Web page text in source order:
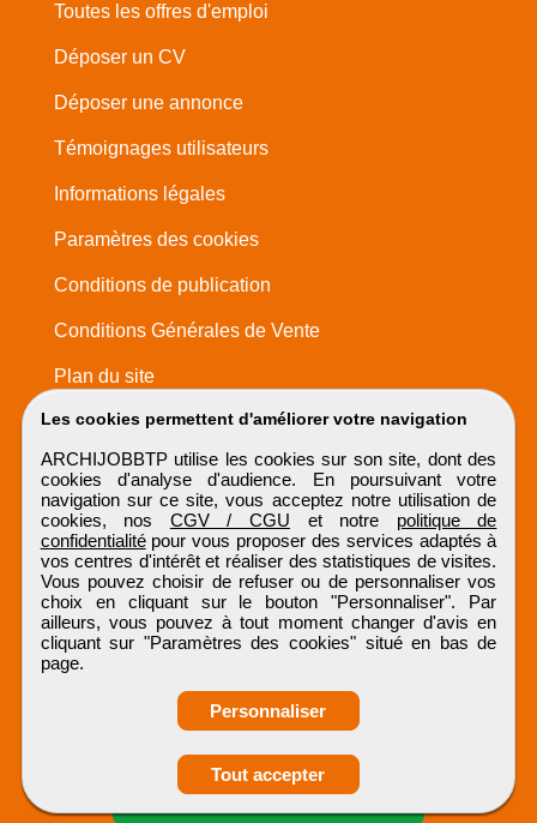
Obtenir ses
coordonnées
Les cookies permettent d'améliorer votre navigation
ARCHIJOBBTP utilise les cookies sur son site, dont des
cookies d'analyse d'audience. En poursuivant votre
navigation sur ce site, vous acceptez notre utilisation de
cookies, nos CGV / CGU et notre politique de
confidentialitépour vous proposer des services adaptés à
vos centres d'intérêt et réaliser des statistiques de visites.
Vous pouvez choisir de refuser ou de personnaliser vos
choix en cliquant sur le bouton "Personnaliser". Par
ailleurs, vous pouvez à tout moment changer d'avis en
cliquant sur "Paramètres des cookies" situé en bas de
page.
Personnaliser
Tout accepter
Toutes les offres d'emploi
Déposer un CV
Déposer une annonce
Témoignages utilisateurs
Informations légales
Paramètres des cookies
Conditions de publication
Conditions Générales de Vente
Plan du site
ARCHIJOBBTP
Tous droits réservés © 1999 - 2026